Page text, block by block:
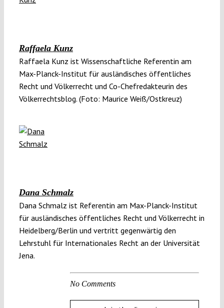
Raffaela Kunz
Raffaela Kunz ist Wissenschaftliche Referentin am
Max-Planck-Institut für ausländisches öffentliches
Recht und Völkerrecht und Co-Chefredakteurin des
Völkerrechtsblog. (Foto: Maurice Weiß/Ostkreuz)
Dana Schmalz
Dana Schmalz ist Referentin am Max-Planck-Institut
für ausländisches öffentliches Recht und Völkerrecht in
Heidelberg/Berlin und vertritt gegenwärtig den
Lehrstuhl für Internationales Recht an der Universität
Jena.
No Comments